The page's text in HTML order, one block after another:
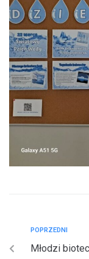
POPRZEDNI
Młodzi